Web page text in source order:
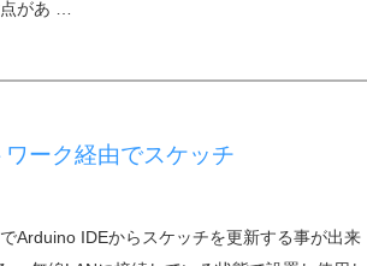
があ …
ーク経由でスケッチ
Arduino IDEからスケッチを更新する事が出来